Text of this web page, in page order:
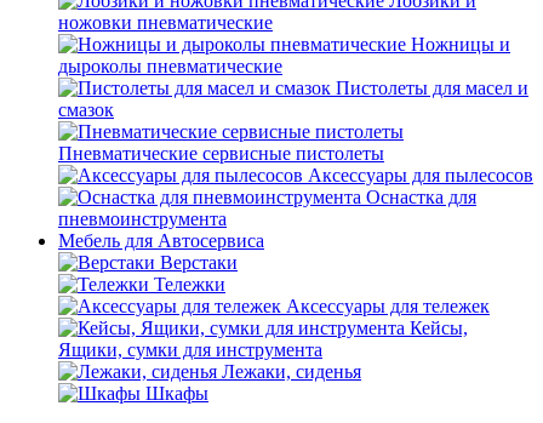
ножовки пневматические
Ножницы и
дыроколы пневматические
Пистолеты для масел и
смазок
Пневматические сервисные пистолеты
Аксессуары для пылесосов
Оснастка для
пневмоинструмента
Мебель для Автосервиса
Верстаки
Тележки
Аксессуары для тележек
Кейсы,
Ящики, сумки для инструмента
Лежаки, сиденья
Шкафы